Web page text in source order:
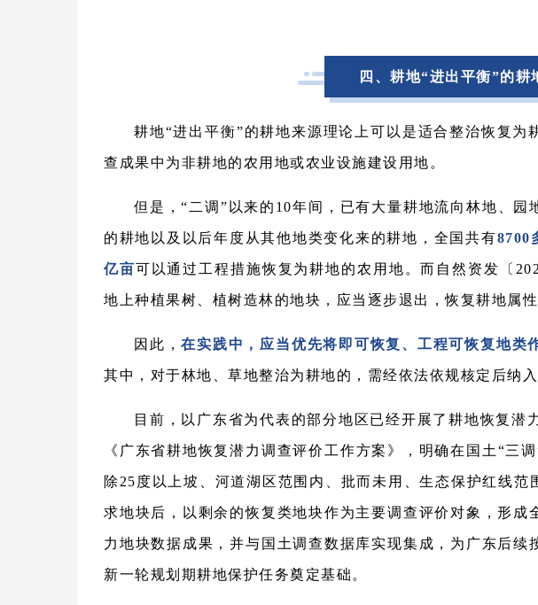
四、耕地“进出平衡”的耕
耕地“进出平衡”的耕地来源理论上可以是适合整治恢复为
查成果中为非耕地的农用地或农业设施建设用地。
但是，“二调”以来的10年间，已有大量耕地流向林地、园
的耕地以及以后年度从其他地类变化来的耕地，全国共有8700
亿亩可以通过工程措施恢复为耕地的农用地。而自然资发〔
地上种植果树、植树造林的地块，应当逐步退出，恢复耕地属性
因此，在实践中，应当优先将即可恢复、工程可恢复地类
其中，对于林地、草地整治为耕地的，需经依法依规核定后纳入
目前，以广东省为代表的部分地区已经开展了耕地恢复潜
《广东省耕地恢复潜力调查评价工作方案》，明确在国土“三
除25度以上坡、河道湖区范围内、批而未用、生态保护红线
求地块后，以剩余的恢复类地块作为主要调查评价对象，形成
力地块数据成果，并与国土调查数据库实现集成，为广东后
新一轮规划期耕地保护任务奠定基础。